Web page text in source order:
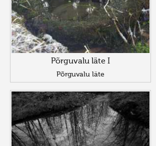
Põrguvalu läte I
Põrguvalu läte